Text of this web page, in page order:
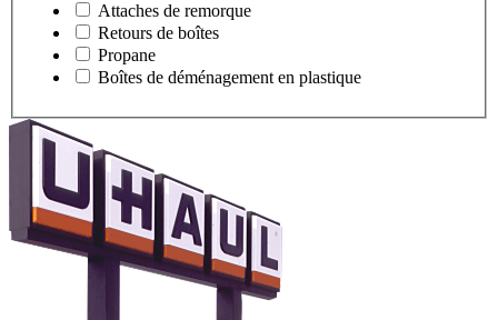
Attaches de remorque
Retours de boîtes
Propane
Boîtes de déménagement en plastique